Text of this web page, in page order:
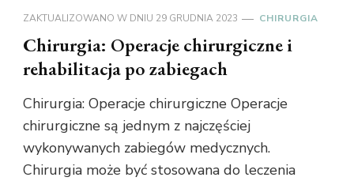
ZAKTUALIZOWANO W DNIU 29 GRUDNIA 2023 CHIRURGIA
Chirurgia: Operacje chirurgiczne i
rehabilitacja po zabiegach
Chirurgia: Operacje chirurgiczne Operacje
chirurgiczne są jednym z najczęściej
wykonywanych zabiegów medycznych.
Chirurgia może być stosowana do leczenia